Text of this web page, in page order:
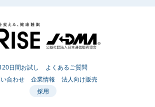
日間お試し
よくあるご質問
合わせ
企業情報
法人向け販売
採用